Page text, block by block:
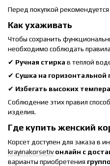
Перед покупкой
Как ухаживать
Чтобы сохранить
необходимо соблюдать
✔ Ручная стирка в теплой
✔ Сушка на горизонтальной
✔ Избегать высоких
Соблюдение этих правил
изделия.
Где купить женский
Корсет доступен для заказа в
krayinakorsetiv онлайн с
варианты приобретения